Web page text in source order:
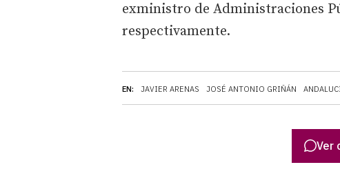
EN: JAVIER ARENAS JOSÉ ANTONIO GRIÑÁN
exministro de Administraciones
respectivamente.
Ver